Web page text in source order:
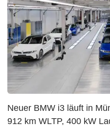
Neuer BMW i3 läuft in
912 km WLTP, 400 kW